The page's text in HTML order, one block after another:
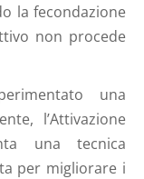
la fecondazione
non procede
una
l’Attivazione
una tecnica
per migliorare i